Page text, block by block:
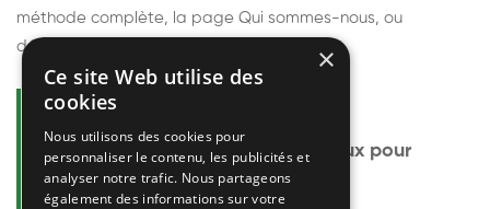
méthode complète, la page Qui sommes-nous, ou
découvrir
Questions fréquentes
Le frelon européen est-il dangereux pour
l'homme ?
×
Ce site Web utilise des
cookies
Nous utilisons des cookies pour
personnaliser le contenu, les publicités et
analyser notre trafic. Nous partageons
également des informations sur votre